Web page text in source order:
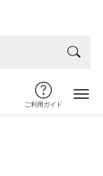
ご利用ガイド